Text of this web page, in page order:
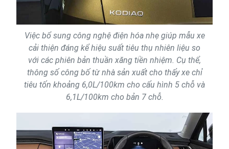
Việc bổ sung công nghệ điện hóa nhẹ giúp mẫu xe
cải thiện đáng kể hiệu suất tiêu thụ nhiên liệu so
với các phiên bản thuần xăng tiền nhiệm. Cụ thể,
thông số công bố từ nhà sản xuất cho thấy xe chỉ
tiêu tốn khoảng 6,0L/100km cho cấu hình 5 chỗ và
6,1L/100km cho bản 7 chỗ.